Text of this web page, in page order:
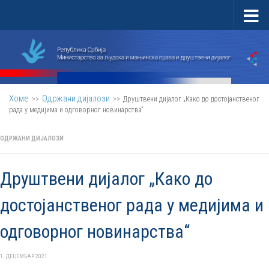
Хоме >> Одржани дијалози >> Друштвени дијалог „Како до достојанственог
рада у медијима и одговорног новинарства“
ОДРЖАНИ ДИЈАЛОЗИ
Друштвени дијалог „Како до
достојанственог рада у медијима и
одговорног новинарства“
1. ДЕЦЕМБАР 2021.